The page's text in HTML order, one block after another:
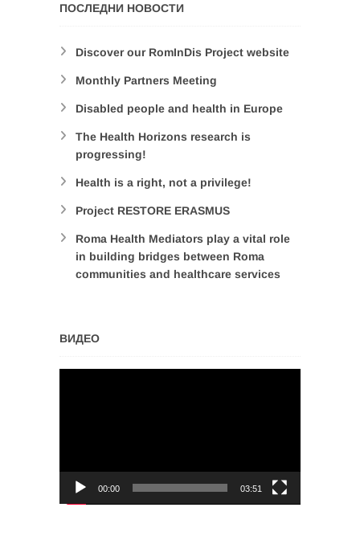
ПОСЛЕДНИ НОВОСТИ
Discover our RomInDis Project website
Monthly Partners Meeting
Disabled people and health in Europe
The Health Horizons research is
progressing!
Health is a right, not a privilege!
Project RESTORE ERASMUS
Roma Health Mediators play a vital role
in building bridges between Roma
communities and healthcare services
ВИДЕО
00:00 03:51